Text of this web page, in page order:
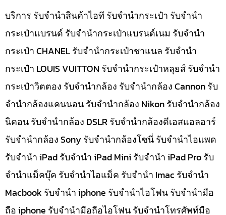
บริการ รับจำนำสินค้าไอที รับจำนำกระเป๋า รับจำนำ
กระเป๋าแบรนด์ รับจำนำกระเป๋าแบรนด์เนม รับจำนำ
กระเป๋า CHANEL รับจำนำกระเป๋าชาแนล รับจำนำ
กระเป๋า LOUIS VUITTON รับจำนำกระเป๋าหลุยส์ รับจำนำ
กระเป๋าวิตตอง รับจำนำกล้อง รับจำนำกล้อง Cannon รับ
จำนำกล้องแคนนอน รับจำนำกล้อง Nikon รับจำนำกล้อง
นิคอน รับจำนำกล้อง DSLR รับจำนำกล้องดีเอสแอลอาร์
รับจำนำกล้อง Sony รับจำนำกล้องโซนี่ รับจำนำไอแพด
รับจำนำ iPad รับจำนำ iPad Mini รับจำนำ iPad Pro รับ
จำนำแม็คบุ๊ค รับจำนำไอแม็ค รับจำนำ Imac รับจำนำ
Macbook รับจำนำ iphone รับจำนำไอโฟน รับจำนำมือ
ถือ iphone รับจำนำมือถือไอโฟน รับจำนำโทรศัพท์มือ